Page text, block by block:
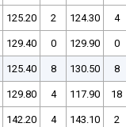
125.20 2 124.30 4
129.40 0 129.90 0
125.40 8 130.50 8
129.80 4 117.90 18
142.20 4 143.10 2